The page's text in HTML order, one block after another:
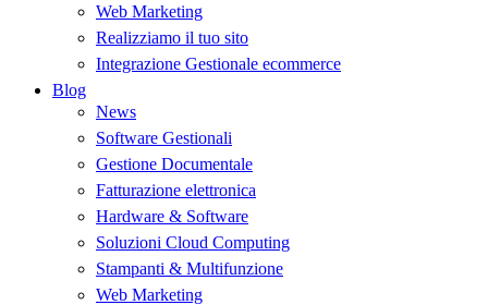
Web Marketing
Realizziamo il tuo sito
Integrazione Gestionale ecommerce
Blog
News
Software Gestionali
Gestione Documentale
Fatturazione elettronica
Hardware & Software
Soluzioni Cloud Computing
Stampanti & Multifunzione
Web Marketing